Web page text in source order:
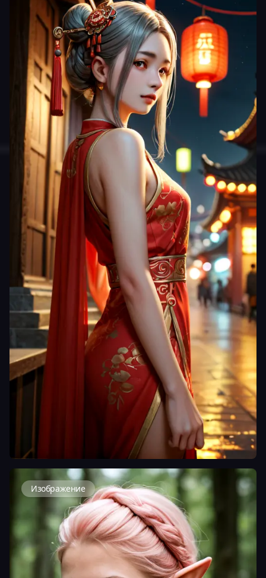
Изображение